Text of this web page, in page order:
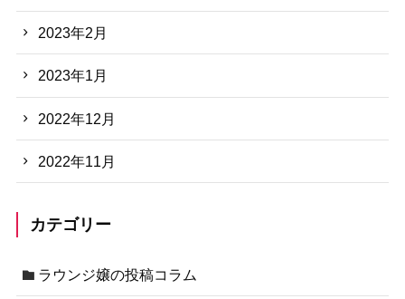
2023年2月
2023年1月
2022年12月
2022年11月
カテゴリー
ラウンジ嬢の投稿コラム